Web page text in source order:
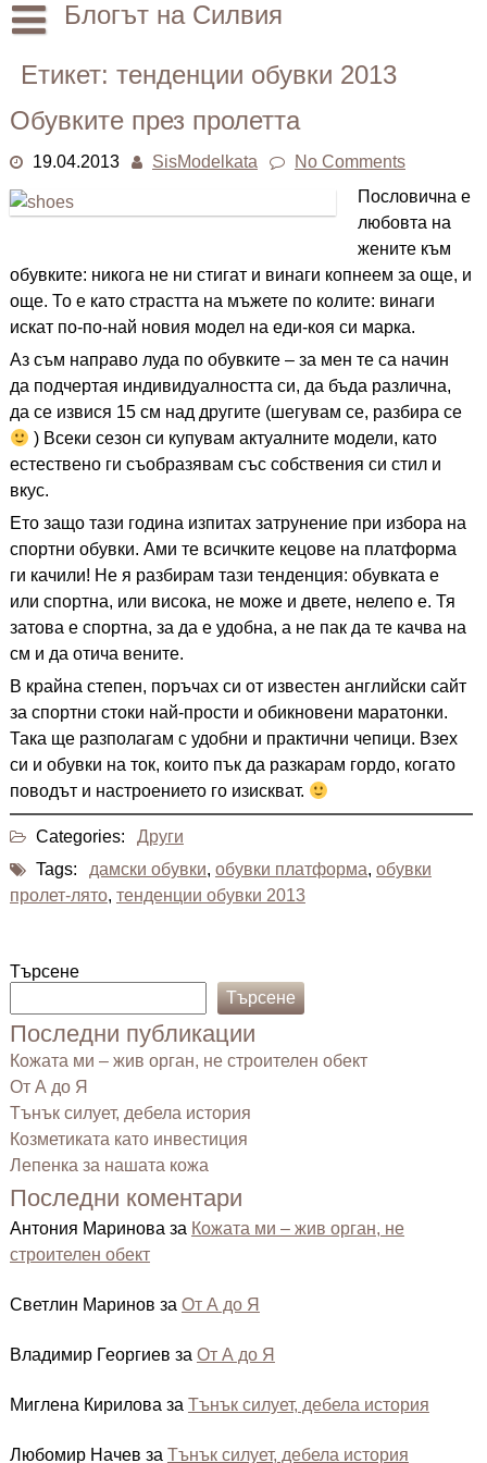
Skip
to
Блогът на Силвия
Етикет: тенденции обувки 2013
Обувките през пролетта
19.04.2013 SisModelkata
No Comments
Пословична е
любовта на
жените към
обувките: никога не ни стигат и винаги копнеем за още, и
още. То е като страстта на мъжете по колите: винаги
искат по-по-най новия модел на еди-коя си марка.
Аз съм направо луда по обувките – за мен те са начин
да подчертая индивидуалността си, да бъда различна,
да се извися 15 см над другите (шегувам се, разбира се
) Всеки сезон си купувам актуалните модели, като
естествено ги съобразявам със собствения си стил и
вкус.
Ето защо тази година изпитах затрунение при избора на
спортни обувки. Ами те всичките кецове на платформа
ги качили! Не я разбирам тази тенденция: обувката е
или спортна, или висока, не може и двете, нелепо е. Тя
затова е спортна, за да е удобна, а не пак да те качва на
см и да отича вените.
В крайна степен, поръчах си от известен английски сайт
за спортни стоки най-прости и обикновени маратонки.
Така ще разполагам с удобни и практични чепици. Взех
си и обувки на ток, които пък да разкарам гордо, когато
поводът и настроението го изискват.
Categories:
Други
Tags:
дамски обувки, обувки платформа, обувки
пролет-лято, тенденции обувки 2013
Търсене
Търсене
Последни публикации
Кожата ми – жив орган, не строителен обект
От А до Я
Тънък силует, дебела история
Козметиката като инвестиция
Лепенка за нашата кожа
Последни коментари
Антония Маринова за Кожата ми – жив орган, не
строителен обект
Светлин Маринов за От А до Я
Владимир Георгиев за От А до Я
Миглена Кирилова за Тънък силует, дебела история
Любомир Начев за Тънък силует, дебела история